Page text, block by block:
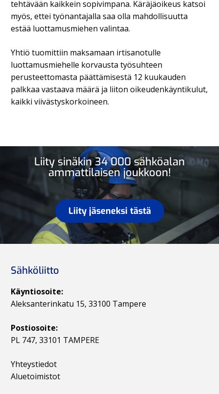
tehtävään kaikkein sopivimpana. Käräjäoikeus katsoi
myös, ettei työnantajalla saa olla mahdollisuutta
estää luottamusmiehen valintaa.
Yhtiö tuomittiin maksamaan irtisanotulle
luottamusmiehelle korvausta työsuhteen
perusteettomasta päättämisestä 12 kuukauden
palkkaa vastaava määrä ja liiton oikeudenkäyntikulut,
kaikki viivästyskorkoineen.
Liity sinäkin 34 000 sähköalan
ammattilaisen joukkoon!
Liity jäseneksi tästä
Sähköliitto
Käyntiosoite:
Aleksanterinkatu 15, 33100 Tampere
Postiosoite:
PL 747, 33101 TAMPERE
Yhteystiedot
Aluetoimistot